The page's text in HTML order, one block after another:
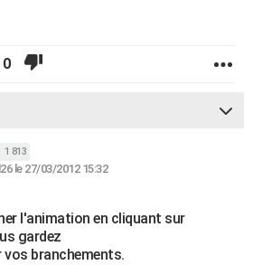
0
1 813
le 27/03/2012 15:32
l'animation en cliquant sur
gardez
vos branchements.